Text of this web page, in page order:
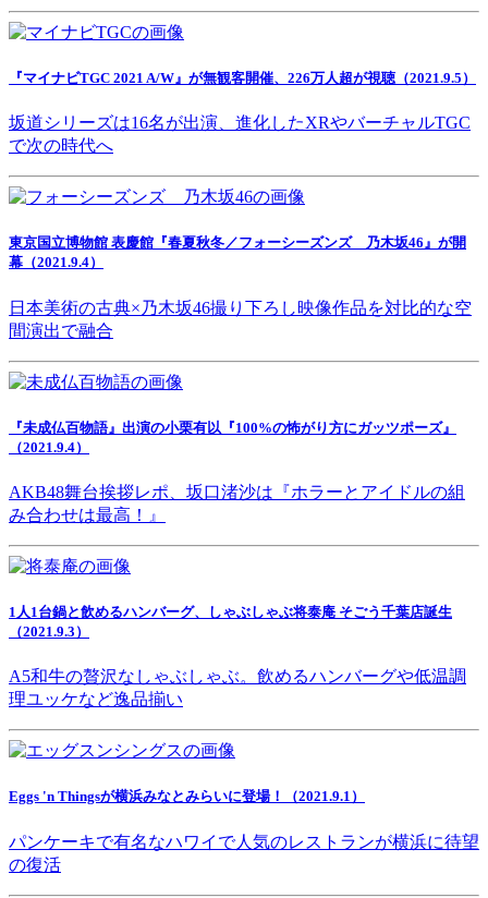
『マイナビTGC 2021 A/W』が無観客開催、226万人超が視聴（2021.9.5）
坂道シリーズは16名が出演、進化したXRやバーチャルTGC
で次の時代へ
東京国立博物館 表慶館『春夏秋冬／フォーシーズンズ 乃木坂46』が開
幕（2021.9.4）
日本美術の古典×乃木坂46撮り下ろし映像作品を対比的な空
間演出で融合
『未成仏百物語』出演の小栗有以『100%の怖がり方にガッツポーズ』
（2021.9.4）
AKB48舞台挨拶レポ、坂口渚沙は『ホラーとアイドルの組
み合わせは最高！』
1人1台鍋と飲めるハンバーグ、しゃぶしゃぶ将泰庵 そごう千葉店誕生
（2021.9.3）
A5和牛の贅沢なしゃぶしゃぶ。飲めるハンバーグや低温調
理ユッケなど逸品揃い
Eggs 'n Thingsが横浜みなとみらいに登場！（2021.9.1）
パンケーキで有名なハワイで人気のレストランが横浜に待望
の復活